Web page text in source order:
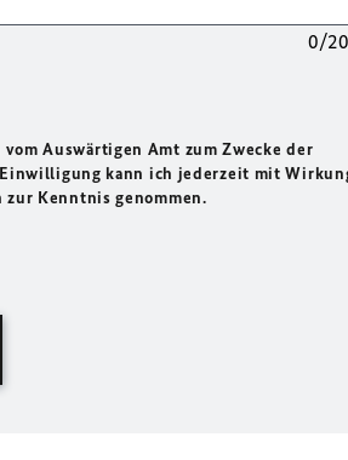
0/
Auswärtigen Amt zum Zwecke der
kann ich jederzeit mit
Kenntnis genommen.